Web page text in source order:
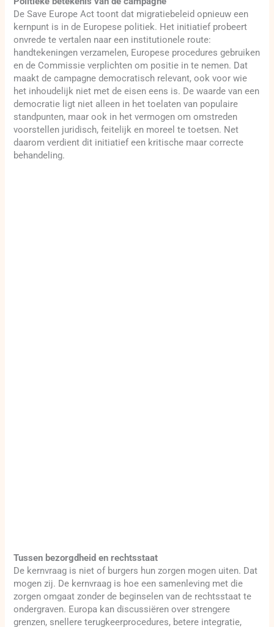
De Save Europe Act toont dat migratiebeleid opnieuw een
kernpunt is in de Europese politiek. Het initiatief probeert
onvrede te vertalen naar een institutionele route:
handtekeningen verzamelen, Europese procedures gebruiken
en de Commissie verplichten om positie in te nemen. Dat
maakt de campagne democratisch relevant, ook voor wie
het inhoudelijk niet met de eisen eens is. De waarde van een
democratie ligt niet alleen in het toelaten van populaire
standpunten, maar ook in het vermogen om omstreden
voorstellen juridisch, feitelijk en moreel te toetsen. Net
daarom verdient dit initiatief een kritische maar correcte
behandeling.
Tussen bezorgdheid en rechtsstaat
De kernvraag is niet of burgers hun zorgen mogen uiten. Dat
mogen zij. De kernvraag is hoe een samenleving met die
zorgen omgaat zonder de beginselen van de rechtsstaat te
ondergraven. Europa kan discussiëren over strengere
grenzen, snellere terugkeerprocedures, betere integratie,